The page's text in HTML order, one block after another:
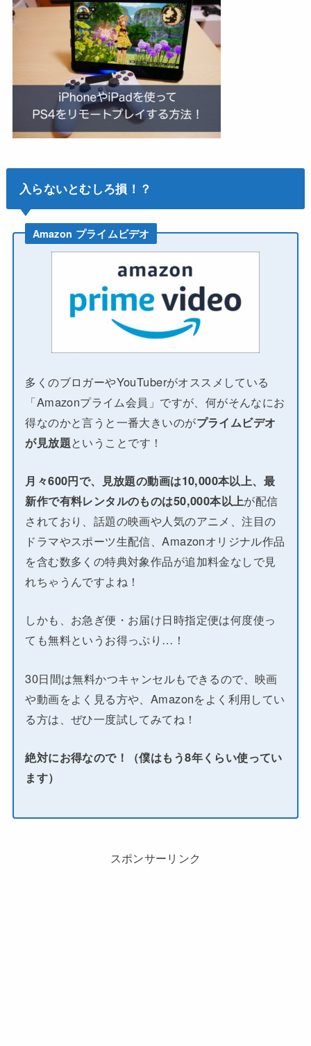
入らないとむしろ損！？
Amazon プライムビデオ
多くのブロガーやYouTuberがオススメしている
「Amazonプライム会員」ですが、何がそんなにお
得なのかと言うと一番大きいのがプライムビデオ
が見放題ということです！
月々600円で、見放題の動画は10,000本以上、最
新作で有料レンタルのものは50,000本以上が配信
されており、話題の映画や人気のアニメ、注目の
ドラマやスポーツ生配信、Amazonオリジナル作品
を含む数多くの特典対象作品が追加料金なしで見
れちゃうんですよね！
しかも、お急ぎ便・お届け日時指定便は何度使っ
ても無料というお得っぷり…！
30日間は無料かつキャンセルもできるので、映画
や動画をよく見る方や、Amazonをよく利用してい
る方は、ぜひ一度試してみてね！
絶対にお得なので！（僕はもう8年くらい使ってい
ます）
スポンサーリンク